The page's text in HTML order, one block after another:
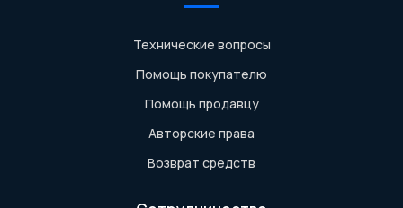
Технические вопросы
Помощь покупателю
Помощь продавцу
Авторские права
Возврат средств